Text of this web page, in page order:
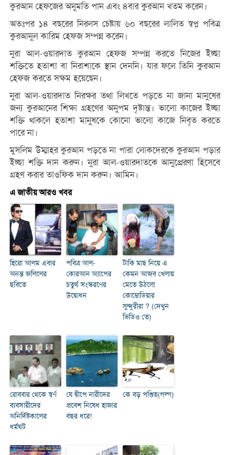
কুরআন হেফজের অনুমতি পান এবং ৪বার কুরআন খতম করেন।
অতঃপর ১৪ বছরের নিরলস চেষ্টায় ৬০ বছরের লালিত স্বপ্ন পবিত্র
কুরআনুল কারিম হেফজ সম্পন্ন করেন।
নুরা আল-ওয়ারদাত কুরআন হেফজ সম্পন্ন করতে নিজের ইচ্ছা
শক্তিতে হতাশা বা নিরাশাকে স্থান দেননি। যার ফলে তিনি কুরআন
হেফজ করতে সক্ষম হয়েছেন।
নুরা আল-ওয়ারদাত নিরক্ষর তথা লিখতে পড়তে না জানা মানুষের
জন্য কুরআনের শিক্ষা গ্রহণের অনুপম দৃষ্টান্ত। ভালো কাজের ইচ্ছা
শক্তি থাকলে হতাশা মানুষকে কোনো ভালো কাজে নিবৃত করতে
পারে না।
মুসলিম উম্মাহর কুরআন পড়তে না পারা লোকদেরকে কুরআন পড়ার
ইচ্ছা শক্তি দান করুন। নুরা আল-ওয়ারদাতকে আনুপ্রেরণা হিসেবে
গ্রহণ করার তাওফিক দান করুন। আমিন।
এ জাতীয় আরও খবর
হিরো আলম এবার
অনন্ত জলিলের
ছবিতে
পবিত্র আল-
কোরআন অ্যাপের
চতুর্থ সংস্করণের
উদ্বোধন
টাকি মাছ নিয়ে এ
কেমন আজব খেলায়
মেতে উঠলো
কোম্বোডিয়ার
সুন্দুরীরা ? (দেখুন
ভিডিও তে)
রোববার থেকে স্বর্ণ
ব্যবসায়ীদের
অনির্দিষ্টকালের
ধর্মঘট
যে দ্বীপে নারীদের
প্রবেশ নিষেধ হাজার
বছর ধরে!
কে বড় পণ্ডিত(গল্প)